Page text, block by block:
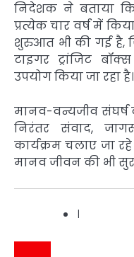
निदेशक ने बताया
प्रत्येक चार वर्ष में
शुरुआत भी की गई है,
टाइगर ट्रांजिट
उपयोग किया जा रहा है।
मानव-वन्यजीव
निरंतर संवाद,
कार्यक्रम चलाए जा
मानव जीवन की भी
।